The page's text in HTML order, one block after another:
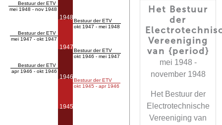
Het Bestuur
der
Vereeniging
van {period}
mei 1948 -
november 1948
Het Bestuur der
Electrotechnische
Vereeniging van
Bestuur der ETV
mei 1948 - nov 1948
Bestuur der ETV
mei 1947 - okt 1947
Bestuur der ETV
apr 1946 - okt 1946
1948
1947
1946
1945
Bestuur der ETV
okt 1947 - mei 1948
Bestuur der ETV
okt 1946 - mei 1947
Bestuur der ETV
okt 1945 - apr 1946